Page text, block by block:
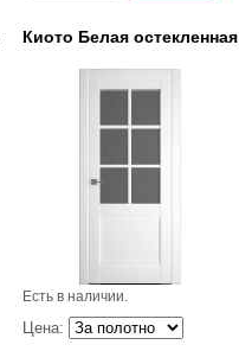
Киото Белая остекленная
Есть в наличии.
Цена: